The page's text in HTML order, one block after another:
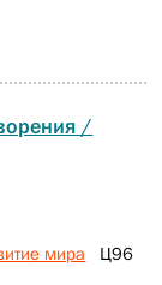
/
мира Ц96